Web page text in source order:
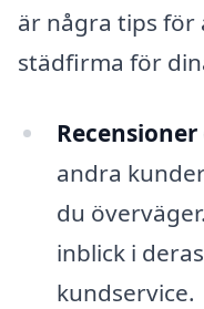
är några tips för
städfirma för
andra
du
inblick i
kundservice.